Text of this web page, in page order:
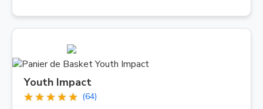
Youth Impact
(64)